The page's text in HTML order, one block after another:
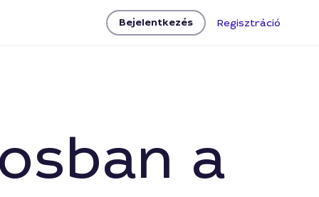
Bejelentkezés Regisztráció
a